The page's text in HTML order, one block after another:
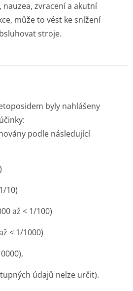
nauzea, zvracení a akutní
může to vést ke snížení
stroje.
byly nahlášeny
podle následující
10)
až < 1/100)
< 1/1000)
údajů nelze určit).